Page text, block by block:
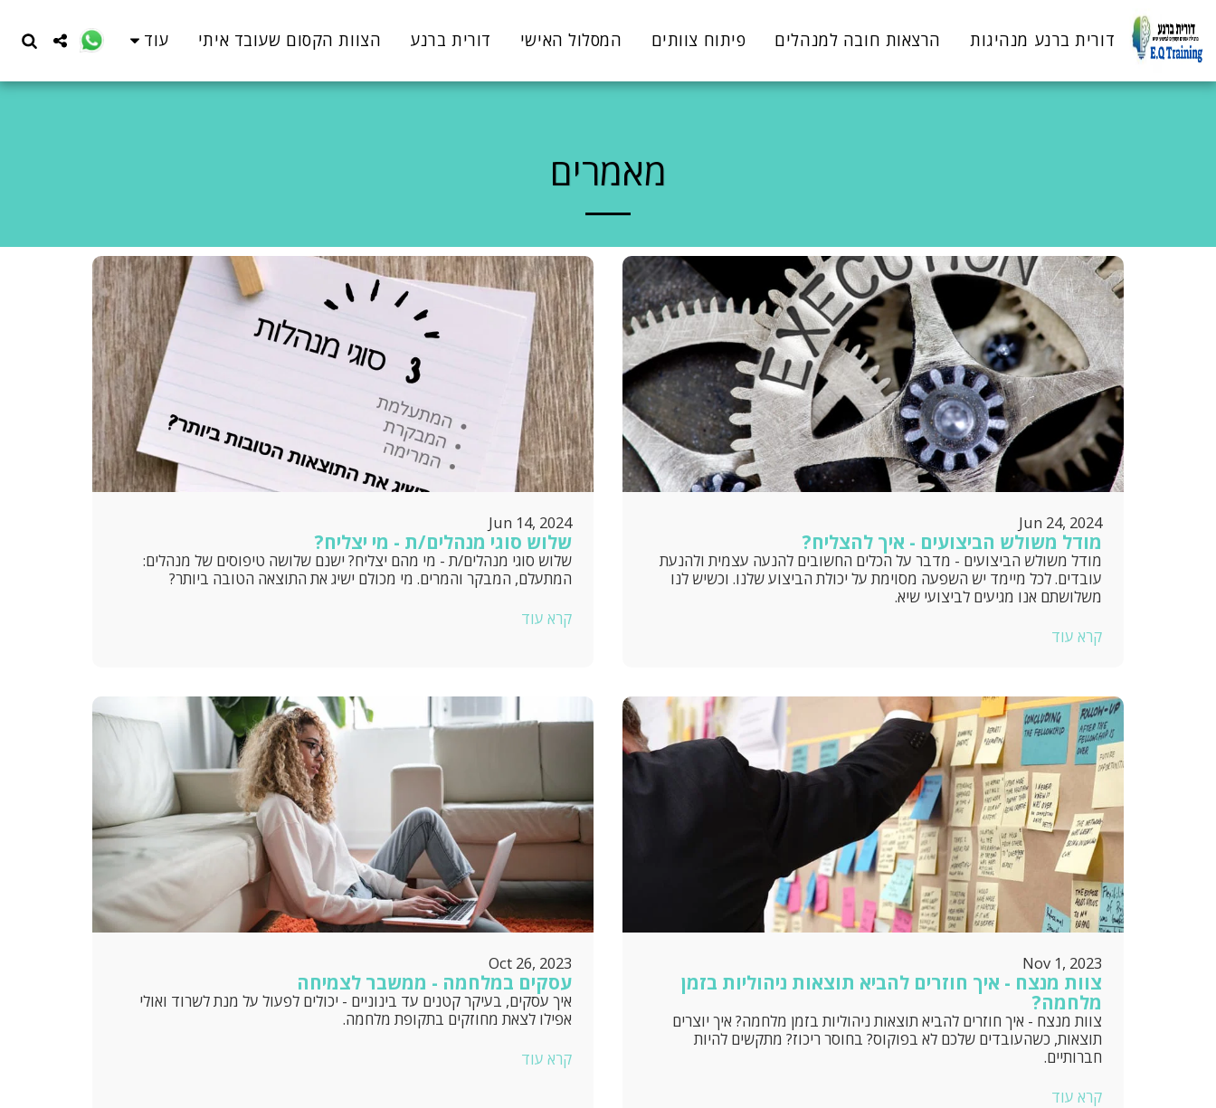
דורית ברנע מנהיגות הרצאות חובה למנהלים פיתוח צוותים המסלול האישי דורית ברנע הצוות הקסום שעובד איתי עוד
מאמרים
Jun 24, 2024
מודל משולש הביצועים - איך להצליח?
מודל משולש הביצועים - מדבר על הכלים החשובים להנעה עצמית ולהנעת
עובדים. לכל מיימד יש השפעה מסוימת על יכולת הביצוע שלנו. וכשיש לנו
משלושתם אנו מגיעים לביצועי שיא.
קרא עוד
Jun 14, 2024
שלוש סוגי מנהלים/ת - מי יצליח?
שלוש סוגי מנהלים/ת - מי מהם יצליח? ישנם שלושה טיפוסים של מנהלים:
המתעלם, המבקר והמרים. מי מכולם ישיג את התוצאה הטובה ביותר?
קרא עוד
Nov 1, 2023
צוות מנצח - איך חוזרים להביא תוצאות ניהוליות בזמן
מלחמה?
צוות מנצח - איך חוזרים להביא תוצאות ניהוליות בזמן מלחמה? איך יוצרים
תוצאות, כשהעובדים שלכם לא בפוקוס? בחוסר ריכוז? מתקשים להיות
חברותיים.
קרא עוד
Oct 26, 2023
עסקים במלחמה - ממשבר לצמיחה
איך עסקים, בעיקר קטנים עד בינוניים - יכולים לפעול על מנת לשרוד ואולי
אפילו לצאת מחוזקים בתקופת מלחמה.
קרא עוד